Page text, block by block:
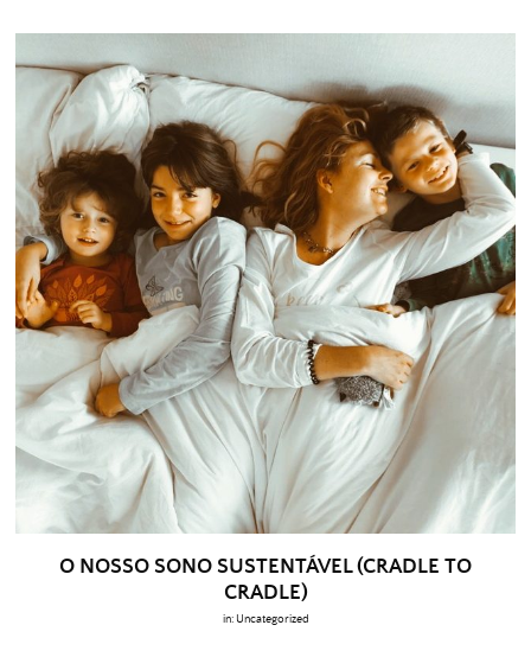
O NOSSO SONO SUSTENTÁVEL (CRADLE TO
CRADLE)
in: Uncategorized